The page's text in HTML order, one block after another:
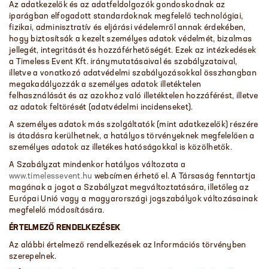
Az adatkezelők és az adatfeldolgozók gondoskodnak az
iparágban elfogadott standardoknak megfelelő technológiai,
fizikai, adminisztratív és eljárási védelemről annak érdekében,
hogy biztosítsák a kezelt személyes adatok védelmét, bizalmas
jellegét, integritását és hozzáférhetőségét. Ezek az intézkedések
a Timeless Event Kft. iránymutatásaival és szabályzataival,
illetve a vonatkozó adatvédelmi szabályozásokkal összhangban
megakadályozzák a személyes adatok illetéktelen
felhasználását és az azokhoz való illetéktelen hozzáférést, illetve
az adatok feltörését (adatvédelmi incidenseket).
A személyes adatok más szolgáltatók (mint adatkezelők) részére
is átadásra kerülhetnek, a hatályos törvényeknek megfelelően a
személyes adatok az illetékes hatóságokkal is közölhetők.
A Szabályzat mindenkor hatályos változata a
www.timelessevent.hu webcímen érhető el. A Társaság fenntartja
magának a jogot a Szabályzat megváltoztatására, illetőleg az
Európai Unió vagy a magyarországi jogszabályok változásainak
megfelelő módosítására.
ÉRTELMEZŐ RENDELKEZÉSEK
Az alábbi értelmező rendelkezések az Információs törvényben
szerepelnek.